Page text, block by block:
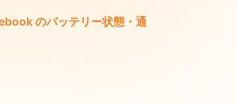
のバッテリー状態・通信トラフィック